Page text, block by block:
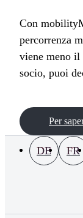
Con
percorrenza
viene meno
socio, puoi
Per
DE FR